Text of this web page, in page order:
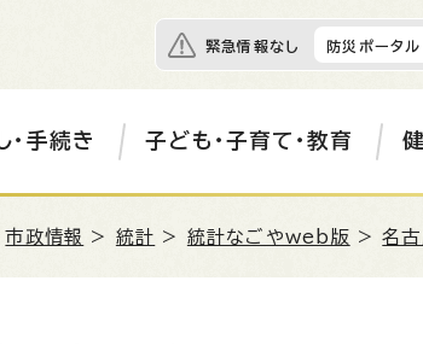
緊急情報なし 防災ポータル
・手続き 子ども・子育て・教育
市政情報 > 統計 > 統計なごやweb版 >名